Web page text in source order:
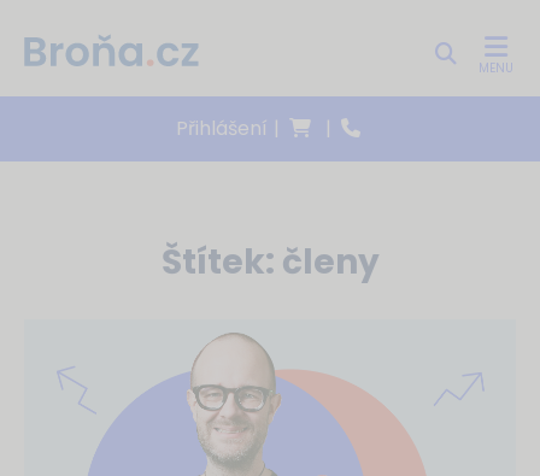
MENU
Přihlášení | |
Štítek: členy